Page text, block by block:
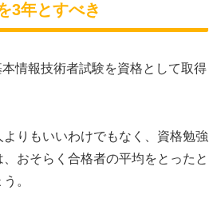
3年とすべき
情報技術者試験を資格として取得
りもいいわけでもなく、資格勉強
おそらく合格者の平均をとったと
。